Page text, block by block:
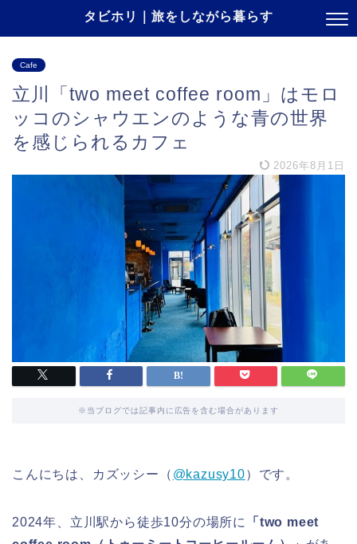
タビホリ｜旅をしながら暮らす
Cafe
立川「two meet coffee room」はモロ
ッコのシャウエンのような青の世界
を感じられるカフェ
2026年8月1日
※当ブログでは記事内に広告を含む場合があります
こんにちは、カズッシー（ @kazusy10）です。
2024年、立川駅から徒歩10分の場所に
「two meet